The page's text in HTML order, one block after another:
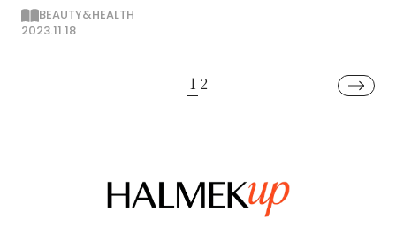
編】BEAUTY&HEALTH
2023.11.18
1 2